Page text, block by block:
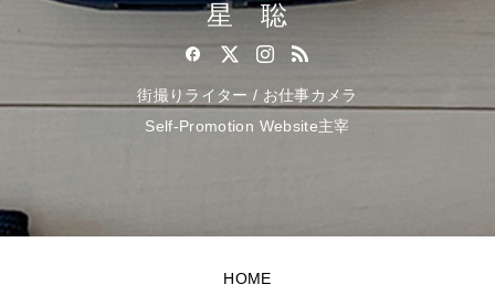
星 聡
街撮りライター / お仕事カメラ
Self-Promotion Website主宰
HOME